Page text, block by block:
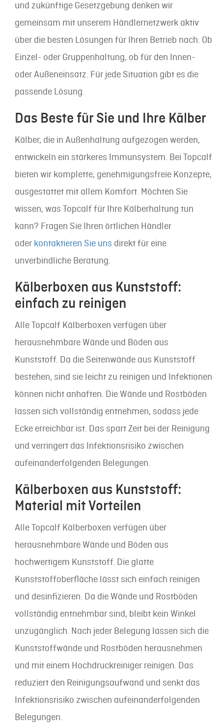
und zukünftige Gesetzgebung denken wir
gemeinsam mit unserem Händlernetzwerk aktiv
über die besten Lösungen für Ihren Betrieb nach. Ob
Einzel- oder Gruppenhaltung, ob für den Innen-
oder Außeneinsatz. Für jede Situation gibt es die
passende Lösung.
Das Beste für Sie und Ihre Kälber
Kälber, die in Außenhaltung aufgezogen werden,
entwickeln ein stärkeres Immunsystem. Bei Topcalf
bieten wir komplette, genehmigungsfreie Konzepte,
ausgestattet mit allem Komfort. Möchten Sie
wissen, was Topcalf für Ihre Kälberhaltung tun
kann? Fragen Sie Ihren örtlichen Händler
oder kontaktieren Sie uns direkt für eine
unverbindliche Beratung.
Kälberboxen aus Kunststoff:
einfach zu reinigen
Alle Topcalf Kälberboxen verfügen über
herausnehmbare Wände und Böden aus
Kunststoff. Da die Seitenwände aus Kunststoff
bestehen, sind sie leicht zu reinigen und Infektionen
können nicht anhaften. Die Wände und Rostböden
lassen sich vollständig entnehmen, sodass jede
Ecke erreichbar ist. Das spart Zeit bei der Reinigung
und verringert das Infektionsrisiko zwischen
aufeinanderfolgenden Belegungen.
Kälberboxen aus Kunststoff:
Material mit Vorteilen
Alle Topcalf Kälberboxen verfügen über
herausnehmbare Wände und Böden aus
hochwertigem Kunststoff. Die glatte
Kunststoffoberfläche lässt sich einfach reinigen
und desinfizieren. Da die Wände und Rostböden
vollständig entnehmbar sind, bleibt kein Winkel
unzugänglich. Nach jeder Belegung lassen sich die
Kunststoffwände und Rostböden herausnehmen
und mit einem Hochdruckreiniger reinigen. Das
reduziert den Reinigungsaufwand und senkt das
Infektionsrisiko zwischen aufeinanderfolgenden
Belegungen.